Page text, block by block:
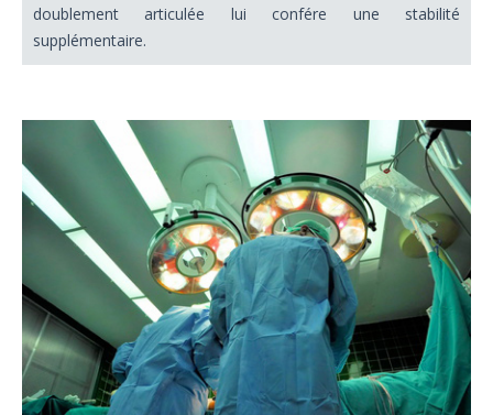
doublement articulée lui confére une stabilité
supplémentaire.